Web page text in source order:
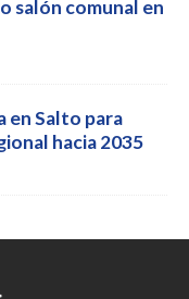
salón comunal en
en Salto para
hacia 2035